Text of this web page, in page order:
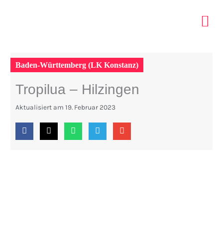
Baden-Württemberg (LK Konstanz)
Tropilua – Hilzingen
Aktualisiert am 19. Februar 2023